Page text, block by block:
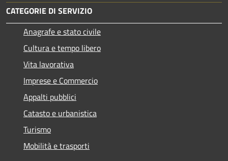
CATEGORIE DI SERVIZIO
Anagrafe e stato civile
Cultura e tempo libero
Vita lavorativa
Imprese e Commercio
Appalti pubblici
Catasto e urbanistica
Turismo
Mobilità e trasporti